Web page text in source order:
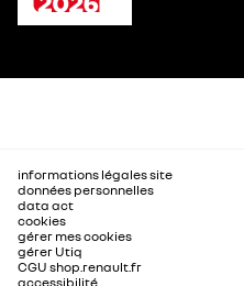
informations légales site
données personnelles
data act
cookies
gérer mes cookies
gérer Utiq
CGU shop.renault.fr
accessibilité